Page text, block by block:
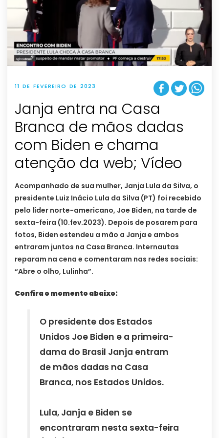
11 DE FEVEREIRO DE 2023
Janja entra na Casa
Branca de mãos dadas
com Biden e chama
atenção da web; Vídeo
Acompanhado de sua mulher, Janja Lula da Silva, o
presidente Luiz Inácio Lula da Silva (PT) foi recebido
pelo líder norte-americano, Joe Biden, na tarde de
sexta-feira (10.fev.2023). Depois de posarem para
fotos, Biden estendeu a mão a Janja e ambos
entraram juntos na Casa Branca. Internautas
reparam na cena e comentaram nas redes sociais:
“Abre o olho, Lulinha”.
Confira o momento abaixo:
O presidente dos Estados
Unidos Joe Biden e a primeira-
dama do Brasil Janja entram
de mãos dadas na Casa
Branca, nos Estados Unidos.
Lula, Janja e Biden se
encontraram nesta sexta-feira